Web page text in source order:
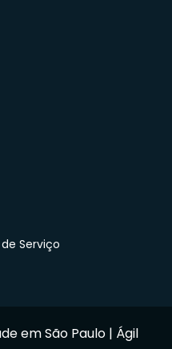
Serviço
em São Paulo | Ágil